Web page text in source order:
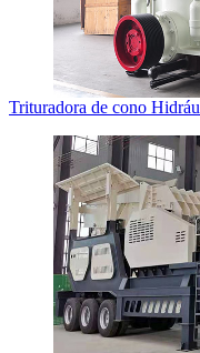
Trituradora de cono